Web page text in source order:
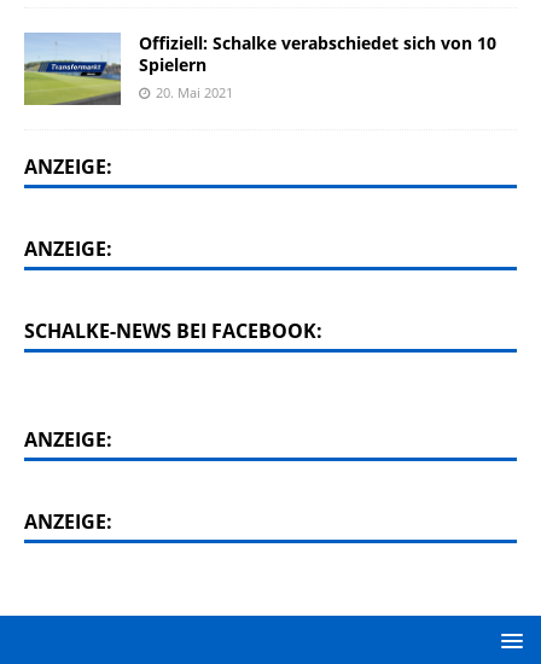
Offiziell: Schalke verabschiedet sich von 10
Spielern
20. Mai 2021
ANZEIGE:
ANZEIGE:
SCHALKE-NEWS BEI FACEBOOK:
ANZEIGE:
ANZEIGE: